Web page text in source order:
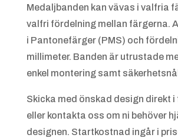
Medaljbanden kan vävas i valfria
valfri fördelning mellan färgerna.
i Pantonefärger (PMS) och
millimeter. Banden är utrustade
enkel montering samt
Skicka med önskad design direkt
eller kontakta oss om ni behöver
designen. Startkostnad ingår i